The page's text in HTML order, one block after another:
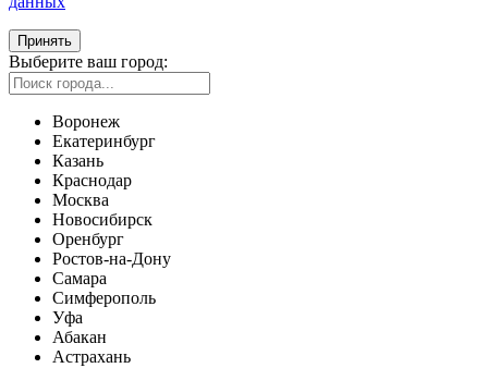
Принять
Выберите ваш город:
Воронеж
Екатеринбург
Казань
Краснодар
Москва
Новосибирск
Оренбург
Ростов-на-Дону
Самара
Симферополь
Уфа
Абакан
Астрахань